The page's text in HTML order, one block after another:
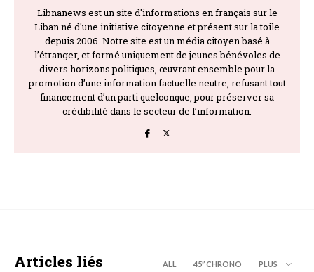
Libnanews est un site d'informations en français sur le
Liban né d'une initiative citoyenne et présent sur la toile
depuis 2006. Notre site est un média citoyen basé à
l’étranger, et formé uniquement de jeunes bénévoles de
divers horizons politiques, œuvrant ensemble pour la
promotion d’une information factuelle neutre, refusant tout
financement d’un parti quelconque, pour préserver sa
crédibilité dans le secteur de l’information.
Articles liés ALL 45’’ CHRONO PLUS